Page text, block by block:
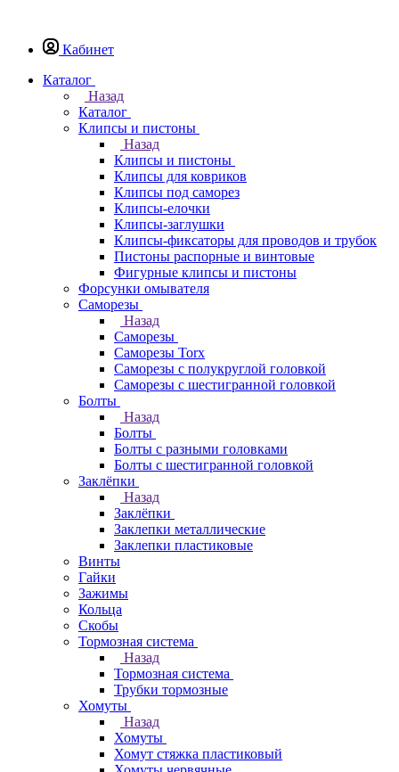
Кабинет
Каталог
Назад
Каталог
Клипсы и пистоны
Назад
Клипсы и пистоны
Клипсы для ковриков
Клипсы под саморез
Клипсы-елочки
Клипсы-заглушки
Клипсы-фиксаторы для проводов и трубок
Пистоны распорные и винтовые
Фигурные клипсы и пистоны
Форсунки омывателя
Саморезы
Назад
Саморезы
Саморезы Torx
Саморезы с полукруглой головкой
Саморезы с шестигранной головкой
Болты
Назад
Болты
Болты с разными головками
Болты с шестигранной головкой
Заклёпки
Назад
Заклёпки
Заклепки металлические
Заклепки пластиковые
Винты
Гайки
Зажимы
Кольца
Скобы
Тормозная система
Назад
Тормозная система
Трубки тормозные
Хомуты
Назад
Хомуты
Хомут стяжка пластиковый